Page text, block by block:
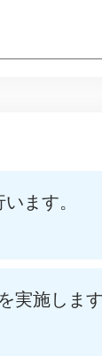
ます。
実施します